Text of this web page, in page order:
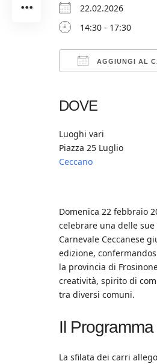
22.02.2026
14:30 - 17:30
AGGIUNGI AL
DOVE
Luoghi vari
Piazza 25 Luglio
Ceccano
Domenica 22 febbraio
celebrare una delle
Carnevale Ceccanese
edizione,
la provincia di
creatività, spirito di
tra diversi comuni.
Il
La sfilata dei carri